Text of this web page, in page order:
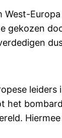
gekozen
het